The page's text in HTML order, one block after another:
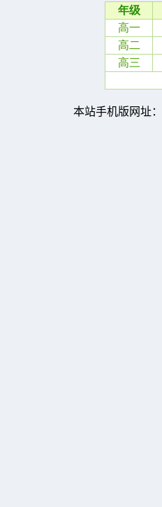
本站手机版网址：